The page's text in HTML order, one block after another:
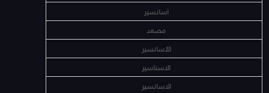
اسانسير
مصعد
الأسانسير
الاسناسير
الاسانسير